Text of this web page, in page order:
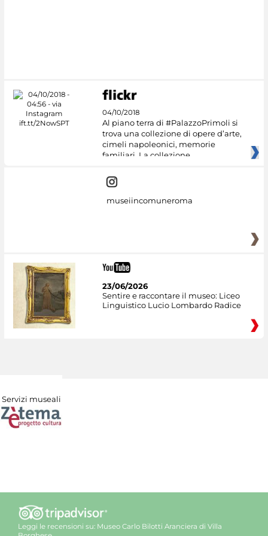
04/10/2018
Al piano terra di #PalazzoPrimoli si
trova una collezione di opere d’arte,
cimeli napoleonici, memorie
familiari. La collezione
museiincomuneroma
23/06/2026
Sentire e raccontare il museo: Liceo
Linguistico Lucio Lombardo Radice
Servizi museali
Leggi le recensioni su: Museo Carlo Bilotti Aranciera di Villa